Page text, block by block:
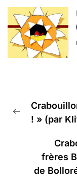
de
l’article
Previous
! » (par
frères
de